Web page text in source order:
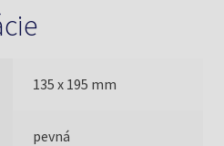
135 x 195 mm
pevná